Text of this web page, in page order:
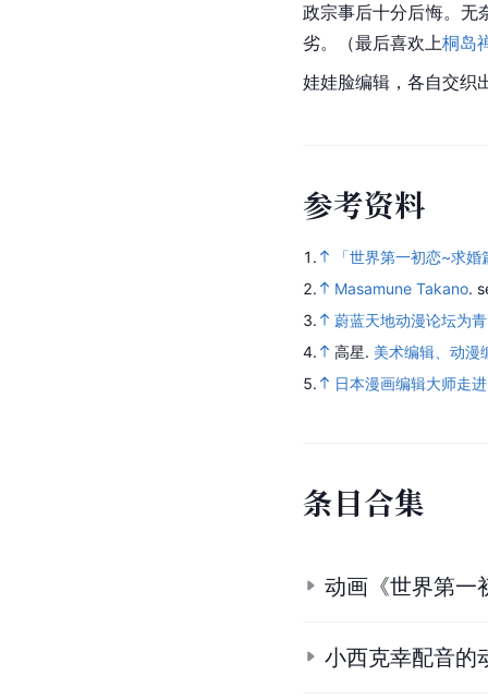
政宗事后十分后悔。无
劣。（最后喜欢上桐岛
娃娃脸编辑，各自交织
参考资料
1.
「世界第一初恋~求
2.
Masamune Takano.
3.
蔚蓝天地动漫论坛为
4.
高星. 美术编辑、动漫
5.
日本漫画编辑大师走
条目合集
动画《世界第一
小西克幸配音的